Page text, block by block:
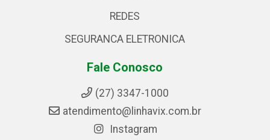
REDES
SEGURANCA ELETRONICA
Fale Conosco
(27) 3347-1000
atendimento@linhavix.com.br
Instagram